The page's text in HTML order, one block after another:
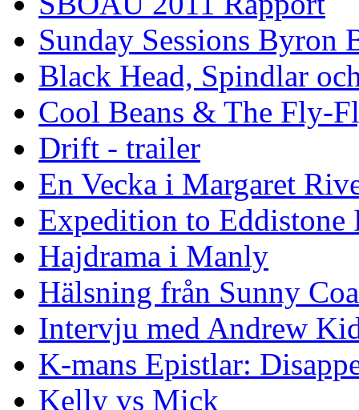
Sunday Sessions Byron
Black Head, Spindlar
Cool Beans & The Fly-
Drift - trailer
En Vecka i Margaret
Expedition to Eddistone
Hajdrama i Manly
Hälsning från Sunny
Intervju med Andrew
K-mans Epistlar:
Kelly vs Mick